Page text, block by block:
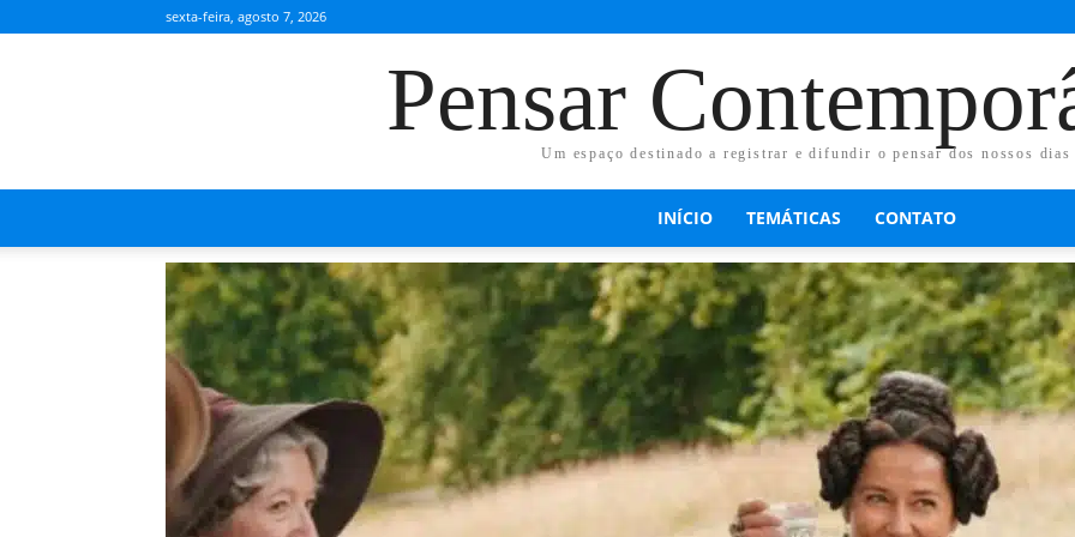
sexta-feira, agosto 7, 2026
Pensar
Um espaço destinado a registrar e difundir o pensar dos nossos dias
INÍCIO TEMÁTICAS CONTATO